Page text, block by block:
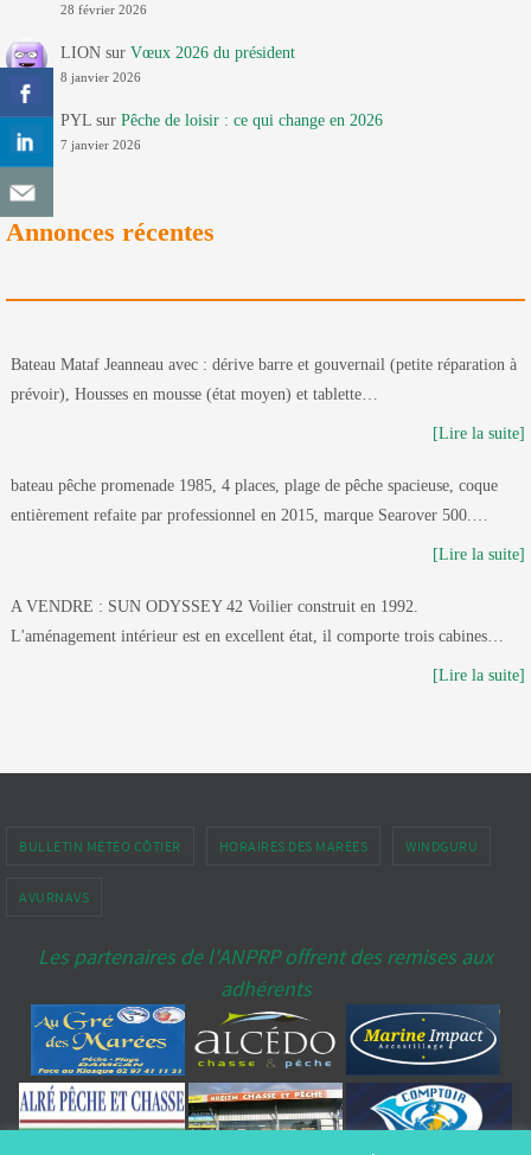
28 février 2026
LIONsur Vœux 2026 du président
8 janvier 2026
PYLsur Pêche de loisir : ce qui change en 2026
7 janvier 2026
Annonces récentes
Bateau Mataf Jeanneau avec : dérive barre et gouvernail (petite réparation à
prévoir), Housses en mousse (état moyen) et tablette…
[Lire la suite]
bateau pêche promenade 1985, 4 places, plage de pêche spacieuse, coque
entièrement refaite par professionnel en 2015, marque Searover 500.…
[Lire la suite]
A VENDRE : SUN ODYSSEY 42 Voilier construit en 1992.
L'aménagement intérieur est en excellent état, il comporte trois cabines…
[Lire la suite]
BULLETIN MÉTÉO CÔTIER HORAIRES DES MARÉES WINDGURU
AVURNAVS
Les partenaires de l'ANPRP offrent des remises aux
adhérents